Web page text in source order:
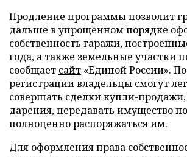
Продление программы позволит
дальше в упрощенном порядке
собственность гаражи,
года, а также земельные участки
сообщает сайт «Единой России».
регистрации владельцы смогут
совершать сделки купли-
дарения, передавать имущество
полноценно распоряжаться им.
Для оформления права